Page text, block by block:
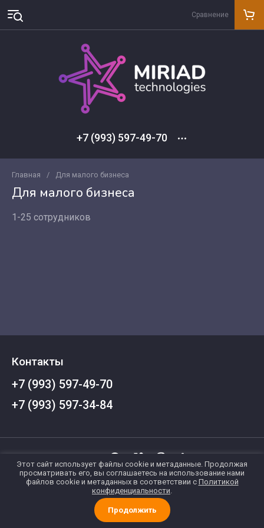
+7 (993) 597-49-70
Сравнение
Главная / Для малого бизнеса
Для малого бизнеса
1-25 сотрудников
Контакты
+7 (993) 597-49-70
+7 (993) 597-34-84
© 2023 - 2026 Miriad technologies
Политика конфиденциальности
Megagroup.ru
Этот сайт использует файлы cookie и метаданные. Продолжая
просматривать его, вы соглашаетесь на использование нами
файлов cookie и метаданных в соответствии с Политикой
конфиденциальности.
Продолжить